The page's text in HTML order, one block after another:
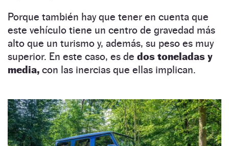
Porque también hay que tener en cuenta que
este vehículo tiene un centro de gravedad más
alto que un turismo y, además, su peso es muy
superior. En este caso, es de dos toneladas y
media, con las inercias que ellas implican.